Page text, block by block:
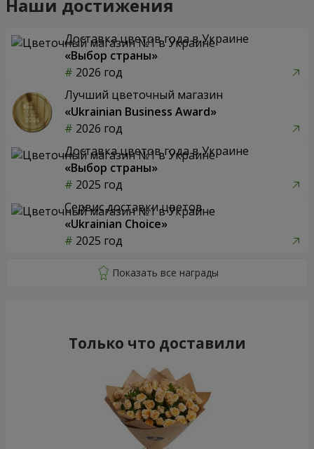
Наши достижения
Доставка цветов года в Украине
«Выбор страны»
2026 год
Лучший цветочный магазин
«Ukrainian Business Award»
2026 год
Доставка цветов года в Украине
«Выбор страны»
2025 год
Сервис доставки цветов
«Ukrainian Choice»
2025 год
Только что доставили